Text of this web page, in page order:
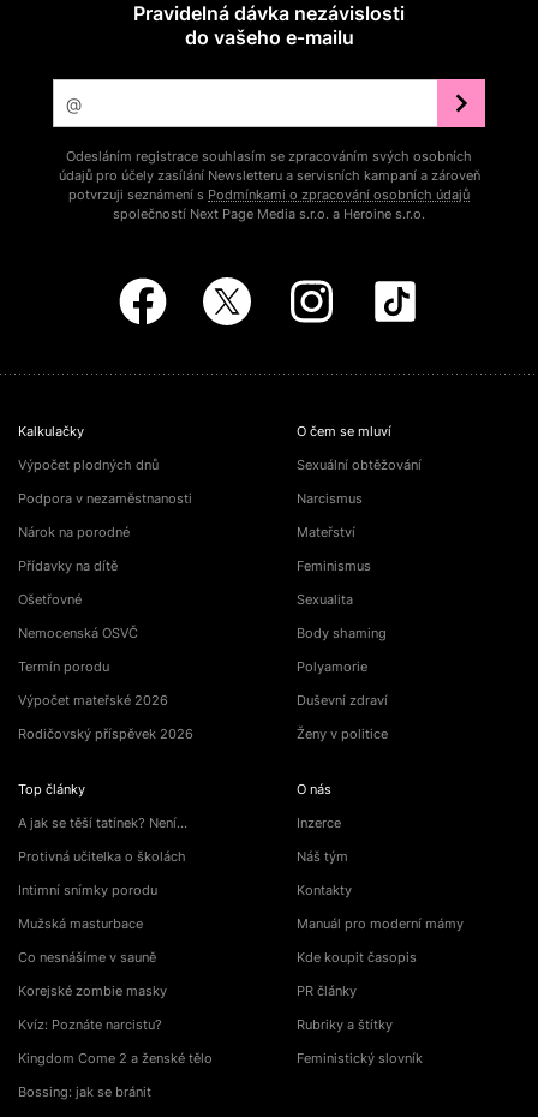
Pravidelná dávka nezávislosti
do vašeho e‑mailu
Odesláním registrace souhlasím se zpracováním svých osobních
údajů pro účely zasílání Newsletteru a servisních kampaní a zároveň
potvrzuji seznámení s Podmínkami o zpracování osobních údajů
společností Next Page Media s.r.o. a Heroine s.r.o.
Kalkulačky
Výpočet plodných dnů
Podpora v nezaměstnanosti
Nárok na porodné
Přídavky na dítě
Ošetřovné
Nemocenská OSVČ
Termín porodu
Výpočet mateřské 2026
Rodičovský příspěvek 2026
Top články
A jak se těší tatínek? Není…
Protivná učitelka o školách
Intimní snímky porodu
Mužská masturbace
Co nesnášíme v sauně
Korejské zombie masky
Kvíz: Poznáte narcistu?
Kingdom Come 2 a ženské tělo
Bossing: jak se bránit
O čem se mluví
Sexuální obtěžování
Narcismus
Mateřství
Feminismus
Sexualita
Body shaming
Polyamorie
Duševní zdraví
Ženy v politice
O nás
Inzerce
Náš tým
Kontakty
Manuál pro moderní mámy
Kde koupit časopis
PR články
Rubriky a štítky
Feministický slovník